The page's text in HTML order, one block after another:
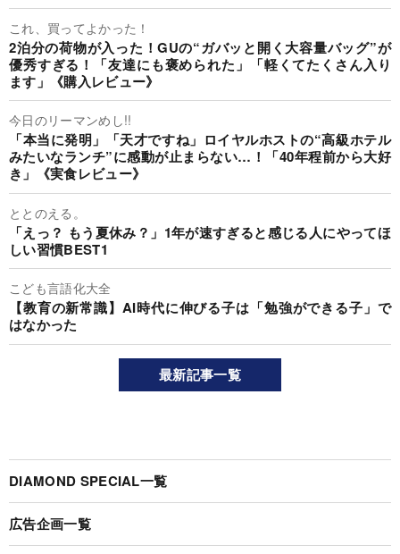
これ、買ってよかった！
2泊分の荷物が入った！GUの“ガバッと開く大容量バッグ”が
優秀すぎる！「友達にも褒められた」「軽くてたくさん入り
ます」《購入レビュー》
今日のリーマンめし!!
「本当に発明」「天才ですね」ロイヤルホストの“高級ホテル
みたいなランチ”に感動が止まらない…！「40年程前から大好
き」《実食レビュー》
ととのえる。
「えっ？ もう夏休み？」1年が速すぎると感じる人にやってほ
しい習慣BEST1
こども言語化大全
【教育の新常識】AI時代に伸びる子は「勉強ができる子」で
はなかった
最新記事一覧
DIAMOND SPECIAL一覧
広告企画一覧